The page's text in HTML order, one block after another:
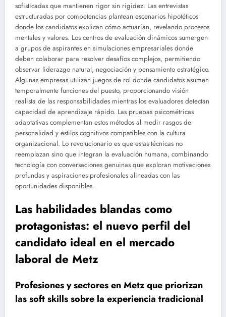
sofisticadas que mantienen rigor sin rigidez. Las entrevistas
estructuradas por competencias plantean escenarios hipotéticos
donde los candidatos explican cómo actuarían, revelando procesos
mentales y valores. Los centros de evaluación dinámicos sumergen
a grupos de aspirantes en simulaciones empresariales donde
deben colaborar para resolver desafíos complejos, permitiendo
observar liderazgo natural, negociación y pensamiento estratégico.
Algunas empresas utilizan juegos de rol donde candidatos asumen
temporalmente funciones del puesto, proporcionando visión
realista de las responsabilidades mientras los evaluadores detectan
capacidad de aprendizaje rápido. Las pruebas psicométricas
adaptativas complementan estos métodos al medir rasgos de
personalidad y estilos cognitivos compatibles con la cultura
organizacional. Lo revolucionario es que estas técnicas no
reemplazan sino que integran la evaluación humana, combinando
tecnología con conversaciones genuinas que exploran motivaciones
profundas y aspiraciones profesionales alineadas con las
oportunidades disponibles.
Las habilidades blandas como
protagonistas: el nuevo perfil del
candidato ideal en el mercado
laboral de Metz
Profesiones y sectores en Metz que priorizan
las soft skills sobre la experiencia tradicional